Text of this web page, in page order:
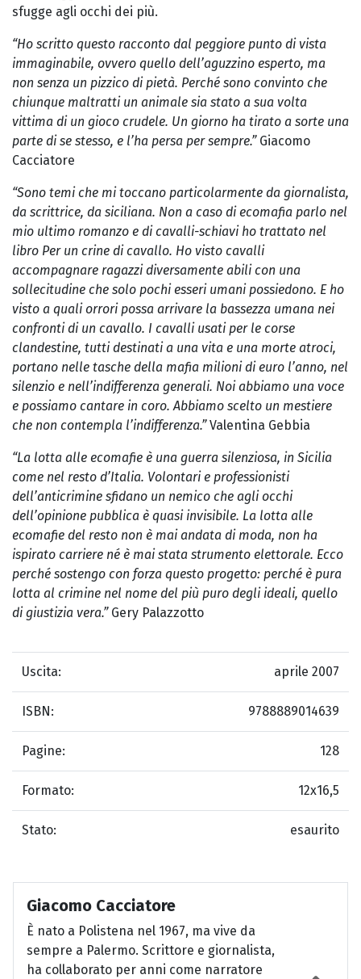
sfugge agli occhi dei più.
“Ho scritto questo racconto dal peggiore punto di vista
immaginabile, ovvero quello dell’aguzzino esperto, ma
non senza un pizzico di pietà. Perché sono convinto che
chiunque maltratti un animale sia stato a sua volta
vittima di un gioco crudele. Un giorno ha tirato a sorte una
parte di se stesso, e l’ha persa per sempre.”Giacomo
Cacciatore
“Sono temi che mi toccano particolarmente da giornalista,
da scrittrice, da siciliana. Non a caso di ecomafia parlo nel
mio ultimo romanzo e di cavalli-schiavi ho trattato nel
libro Per un crine di cavallo. Ho visto cavalli
accompagnare ragazzi diversamente abili con una
sollecitudine che solo pochi esseri umani possiedono. E ho
visto a quali orrori possa arrivare la bassezza umana nei
confronti di un cavallo. I cavalli usati per le corse
clandestine, tutti destinati a una vita e una morte atroci,
portano nelle tasche della mafia milioni di euro l’anno, nel
silenzio e nell’indifferenza generali. Noi abbiamo una voce
e possiamo cantare in coro. Abbiamo scelto un mestiere
che non contempla l’indifferenza.”Valentina Gebbia
“La lotta alle ecomafie è una guerra silenziosa, in Sicilia
come nel resto d’Italia. Volontari e professionisti
dell’anticrimine sfidano un nemico che agli occhi
dell’opinione pubblica è quasi invisibile. La lotta alle
ecomafie del resto non è mai andata di moda, non ha
ispirato carriere né è mai stata strumento elettorale. Ecco
perché sostengo con forza questo progetto: perché è pura
lotta al crimine nel nome del più puro degli ideali, quello
di giustizia vera.” Gery Palazzotto
Uscita: aprile 2007
ISBN: 9788889014639
Pagine: 128
Formato: 12x16,5
Stato: esaurito
Giacomo Cacciatore
È nato a Polistena nel 1967, ma vive da
sempre a Palermo. Scrittore e giornalista,
ha collaborato per anni come narratore